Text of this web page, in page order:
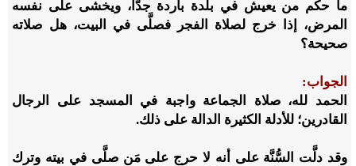
ما حكم من يعيش في بلدة باردة جدًّا، ويخشى على نفسه
المرض، إذا خرج لصلاة الفجر فصلَّى في البيت، هل صلاته
صحيحة؟
الجواب:
الحمد لله، صلاة الجماعة واجبة في المسجد على الرجال
القادرين؛ للأدلة الكثيرة الدالة على ذلك.
وقد دلَّت السُّنَّة على أنه لا حرج على مَن صلَّى في بيته وترك